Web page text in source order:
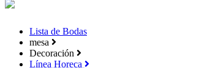
Lista de Bodas
mesa
Decoración
Línea Horeca